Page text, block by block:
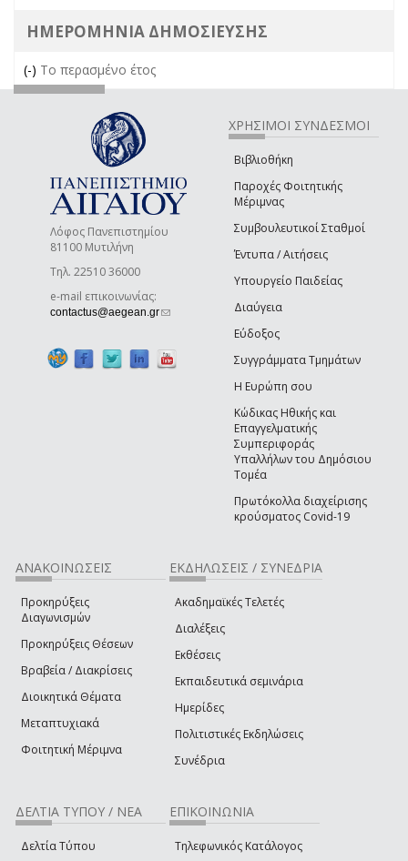
ΗΜΕΡΟΜΗΝΙΑ ΔΗΜΟΣΙΕΥΣΗΣ
(-) Remove Το περασμένο έτος filter
Το περασμένο έτος
Λόφος Πανεπιστημίου
81100 Μυτιλήνη
Τηλ. 22510 36000
e-mail επικοινωνίας:
contactus@aegean.gr(link sends e-mail)
ΧΡΗΣΙΜΟΙ ΣΥΝΔΕΣΜΟΙ
Βιβλιοθήκη
Παροχές Φοιτητικής
Μέριμνας
Συμβουλευτικοί Σταθμοί
Έντυπα / Αιτήσεις
Υπουργείο Παιδείας
Διαύγεια
Εύδοξος
Συγγράμματα Τμημάτων
Η Ευρώπη σου
Κώδικας Ηθικής και
Επαγγελματικής
Συμπεριφοράς
Υπαλλήλων του Δημόσιου
Τομέα
Πρωτόκολλα διαχείρισης
κρούσματος Covid-19
ΑΝΑΚΟΙΝΩΣΕΙΣ
Προκηρύξεις
Διαγωνισμών
Προκηρύξεις Θέσεων
Βραβεία / Διακρίσεις
Διοικητικά Θέματα
Μεταπτυχιακά
Φοιτητική Μέριμνα
ΕΚΔΗΛΩΣΕΙΣ / ΣΥΝΕΔΡΙΑ
Ακαδημαϊκές Τελετές
Διαλέξεις
Εκθέσεις
Εκπαιδευτικά σεμινάρια
Ημερίδες
Πολιτιστικές Εκδηλώσεις
Συνέδρια
ΔΕΛΤΙΑ ΤΥΠΟΥ / ΝΕΑ
Δελτία Τύπου
ΕΠΙΚΟΙΝΩΝΙΑ
Τηλεφωνικός Κατάλογος